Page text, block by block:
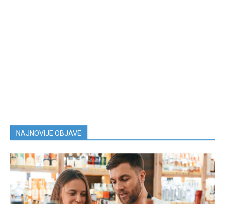
NAJNOVIJE OBJAVE